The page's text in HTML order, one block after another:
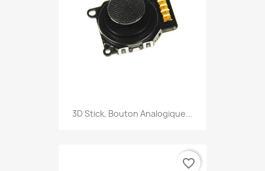
3D Stick, Bouton Analogique...
favorite_border